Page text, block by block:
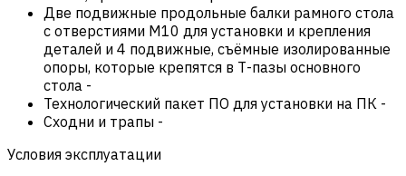
Две подвижные продольные балки рамного стола
с отверстиями М10 для установки и крепления
деталей и 4 подвижные, съёмные изолированные
опоры, которые крепятся в Т-пазы основного
стола -
Технологический пакет ПО для установки на ПК -
Сходни и трапы -
Условия эксплуатации